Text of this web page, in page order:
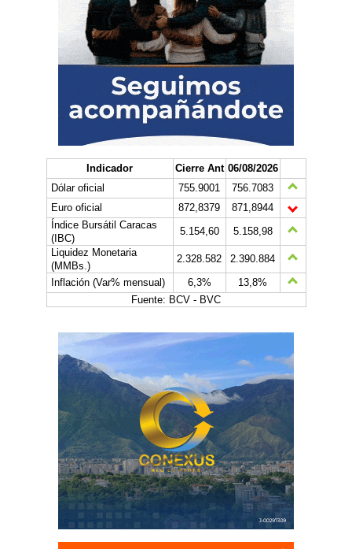
Indicador Cierre Ant 06/08/2026
Dólar oficial
755.9001
756.7083
Euro oficial
872,8379
871,8944
Índice Bursátil Caracas
(IBC)
5.154,60
5.158,98
Liquidez Monetaria
(MMBs.)
2.328.582
2.390.884
Inflación (Var% mensual)
6,3%
13,8%
Fuente: BCV - BVC